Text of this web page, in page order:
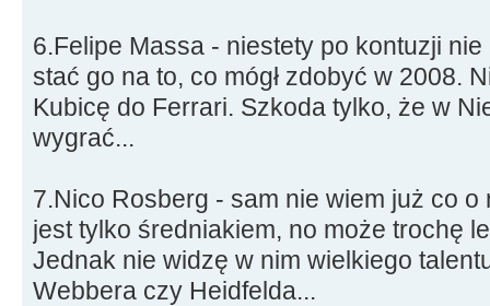
6.Felipe Massa - niestety po kontuzji
stać go na to, co mógł zdobyć w 2008.
Kubicę do Ferrari. Szkoda tylko, że w
wygrać...
7.Nico Rosberg - sam nie wiem już co
jest tylko średniakiem, no może trochę
Jednak nie widzę w nim wielkiego
Webbera czy Heidfelda...